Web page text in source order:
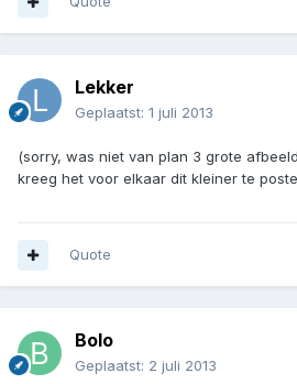
Lekker
Geplaatst: 1 juli 2013
(sorry, was niet van plan 3 grote
kreeg het voor elkaar dit kleiner te
Quote
Bolo
Geplaatst: 2 juli 2013